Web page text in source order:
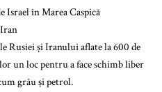
Israel în Marea Caspică
Rusiei și Iranului aflate la 600 de
un loc pentru a face schimb liber
grâu și petrol.